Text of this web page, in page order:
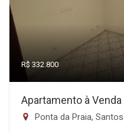
R$ 332.800
Apartamento à
Ponta da Praia,